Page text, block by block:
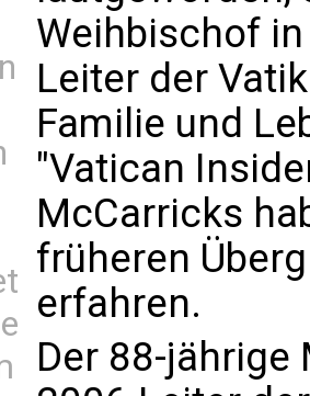
Weihbischof
Leiter der
Familie und
"Vatican
McCarricks
früheren
erfahren.
Der 88-jährige